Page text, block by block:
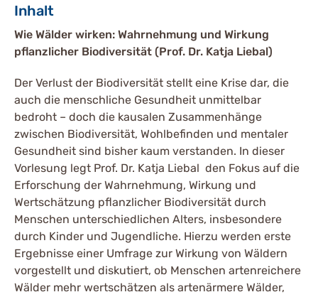
Inhalt
Wie Wälder wirken: Wahrnehmung und Wirkung
pflanzlicher Biodiversität (Prof. Dr. Katja Liebal)
Der Verlust der Biodiversität stellt eine Krise dar, die
auch die menschliche Gesundheit unmittelbar
bedroht – doch die kausalen Zusammenhänge
zwischen Biodiversität, Wohlbefinden und mentaler
Gesundheit sind bisher kaum verstanden. In dieser
Vorlesung legt Prof. Dr. Katja Liebal den Fokus auf die
Erforschung der Wahrnehmung, Wirkung und
Wertschätzung pflanzlicher Biodiversität durch
Menschen unterschiedlichen Alters, insbesondere
durch Kinder und Jugendliche. Hierzu werden erste
Ergebnisse einer Umfrage zur Wirkung von Wäldern
vorgestellt und diskutiert, ob Menschen artenreichere
Wälder mehr wertschätzen als artenärmere Wälder,